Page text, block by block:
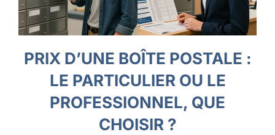
PRIX D’UNE BOÎTE POSTALE :
LE PARTICULIER OU LE
PROFESSIONNEL, QUE
CHOISIR ?